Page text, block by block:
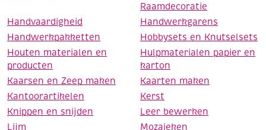
Raamdecoratie
Handvaardigheid
Handwerkgarens
Handwerkpakketten
Hobbysets en Knutselsets
Houten materialen en
producten
Hulpmaterialen papier en
karton
Kaarsen en Zeep maken
Kaarten maken
Kantoorartikelen
Kerst
Knippen en snijden
Leer bewerken
Lijm
Mozaieken